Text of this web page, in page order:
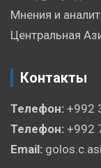
Мнения и
Центральная
Контакты
Телефон: +992
Телефон: +992
Email: